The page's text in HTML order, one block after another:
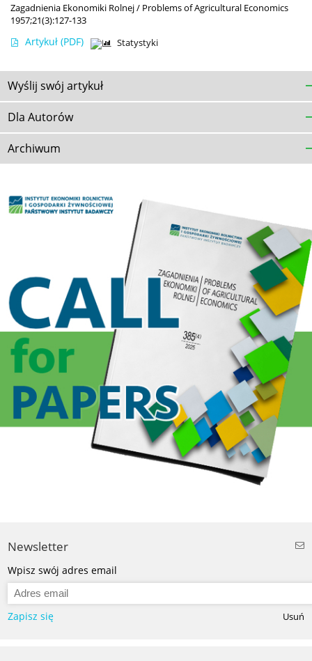
Zagadnienia Ekonomiki Rolnej / Problems of Agricultural Economics
1957;21(3):127-133
Artykuł (PDF) Statystyki
Wyślij swój artykuł
Dla Autorów
Archiwum
Newsletter
Wpisz swój adres email
Zapisz się Usuń